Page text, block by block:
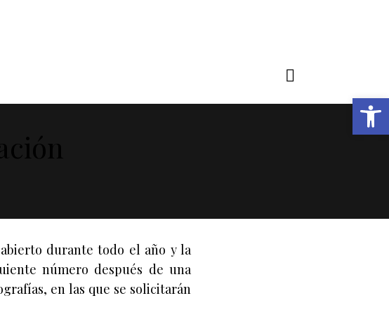
durante todo el año y la
número después de una
en las que se solicitarán
Open toolbar